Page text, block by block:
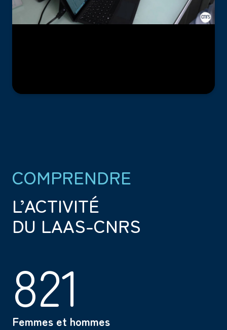
COMPRENDRE
L’ACTIVITÉ
DU LAAS-CNRS
821
Femmes et hommes